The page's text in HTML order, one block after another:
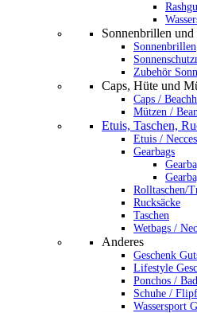
Sonnenbrillen
Sonnenbrillen
Zubehör
Caps, Hüte und
Caps /
Mützen /
Etuis, Taschen,
Etuis /
Gearbags
Rolltaschen/
Rucksäcke
Taschen
Wetbags /
Anderes
Geschenk
Lifestyle
Ponchos /
Schuhe /
Wassersport